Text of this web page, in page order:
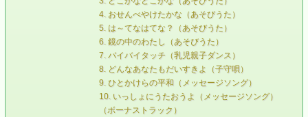
4. おせんべやけたかな（あそびうた）
5. は～てなはてな？（あそびうた）
6. 鏡の中のわたし（あそびうた）
7. バイバイタッチ（乳児親子ダンス）
8. どんなあなたもだいすきよ（子守唄）
9. ひとかけらの平和（メッセージソング）
10. いっしょにうたおうよ（メッセージソング）
（ボーナストラック）